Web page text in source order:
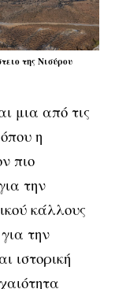
της Νισύρου
μια από τις
η
πιο
την
κάλλους
την
ιστορική